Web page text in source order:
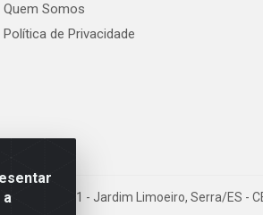
a
Quem Somos
Política de Privacidade
Santos, 731 - Jardim Limoeiro, Serra/ES -